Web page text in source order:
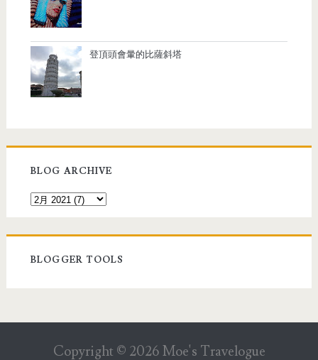
登頂頭會暈的比薩斜塔
BLOG ARCHIVE
BLOGGER TOOLS
Copyright © 2026 Moe's Travelogue